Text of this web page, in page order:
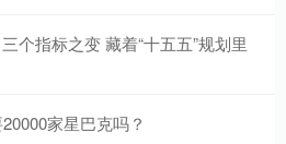
个指标之变 藏着“十五五”规划里
家星巴克吗？